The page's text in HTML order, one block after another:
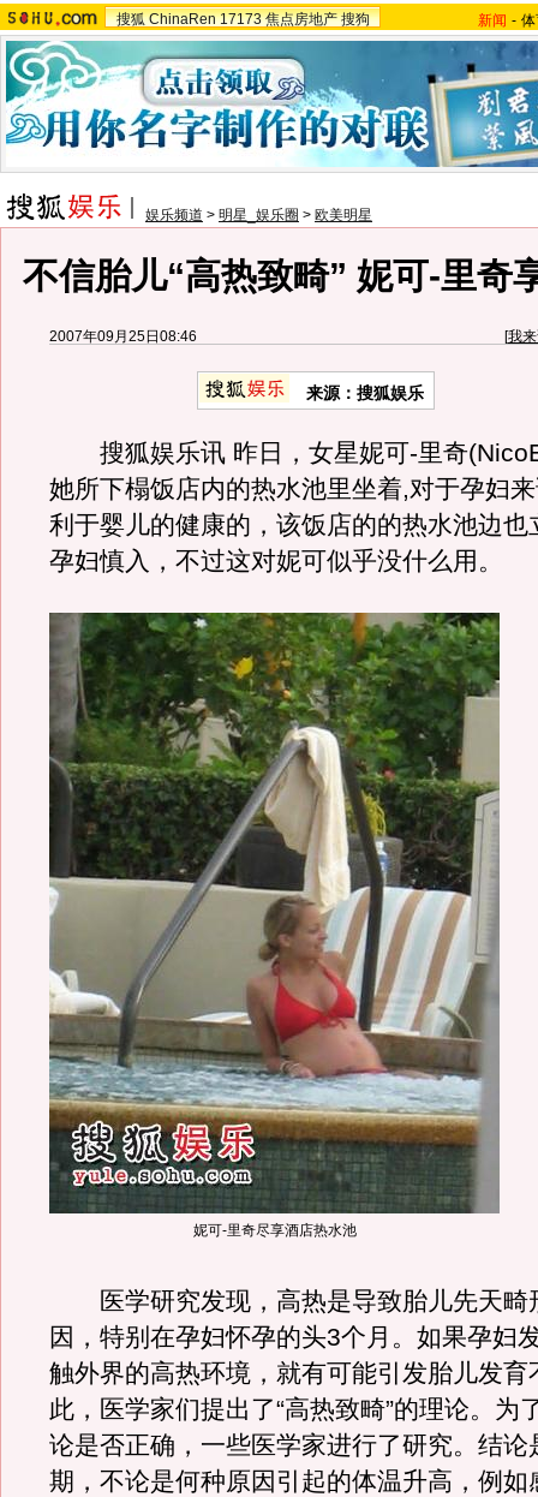
搜狐 ChinaRen 17173 焦点房地产 搜狗 新闻 -
娱乐频道 > 明星_娱乐圈 > 欧美明星
不信胎儿“高热致畸” 妮可-里奇
2007年09月25日08:46 [我
来源：搜狐娱乐
搜狐娱乐讯 昨日，女星妮可-里奇
她所下榻饭店内的热水池里坐着,对于孕妇
利于婴儿的健康的，该饭店的的热水池边也
孕妇慎入，不过这对妮可似乎没什么用。
妮可-里奇尽享酒店热水池
医学研究发现，高热是导致胎儿先天畸
因，特别在孕妇怀孕的头3个月。如果孕妇
触外界的高热环境，就有可能引发胎儿发育
此，医学家们提出了“高热致畸”的理论。为
论是否正确，一些医学家进行了研究。结论
期，不论是何种原因引起的体温升高，例如